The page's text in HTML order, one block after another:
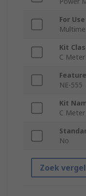
For
Kit
C
NE-555
Kit
C
No
Zoek